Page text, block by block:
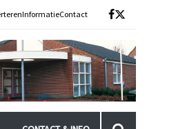
InformatieContact